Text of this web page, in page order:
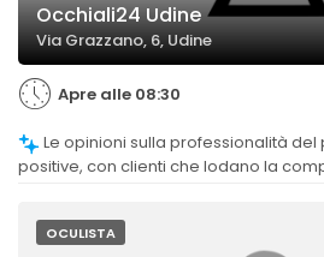
Occhiali24 Udine
Via Grazzano, 6, Udine
Apre alle 08:30
positive, con clienti che lodano la
OCULISTA